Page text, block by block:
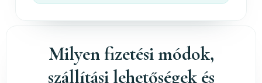
Milyen fizetési módok,
szállítási lehetőségek és